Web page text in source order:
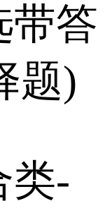
带答
题)
类-